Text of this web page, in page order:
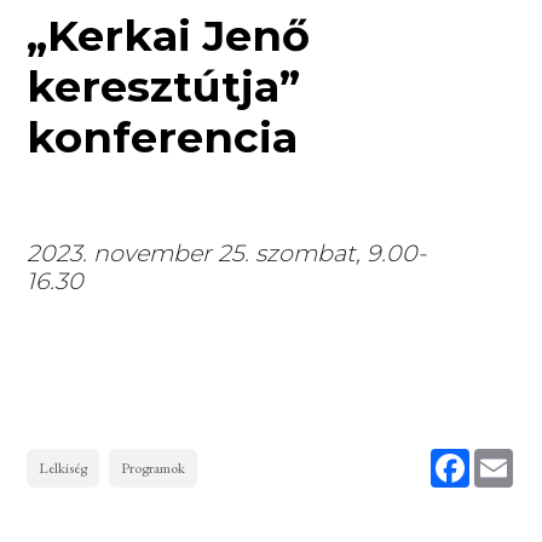
„Kerkai Jenő
keresztútja”
konferencia
2023. november 25. szombat, 9.00-
16.30
Facebook
Lelkiség Programok